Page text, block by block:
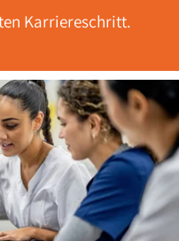
Karriereschritt.